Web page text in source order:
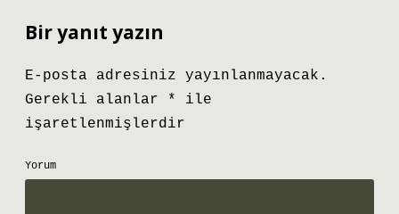
Bir yanıt yazın
E-posta adresiniz yayınlanmayacak.
Gerekli alanlar
*
ile
işaretlenmişlerdir
Yorum